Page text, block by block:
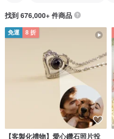
找到 676,000+ 件商品
免運 8 折
【客製化禮物】愛心鑽石照片投